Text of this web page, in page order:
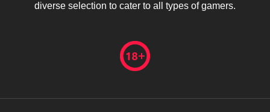
diverse selection to cater to all types of gamers.